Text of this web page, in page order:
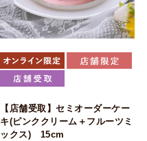
【店舗受取】セミオーダーケー
キ(ピンククリーム＋フルーツミ
ックス) 15cm